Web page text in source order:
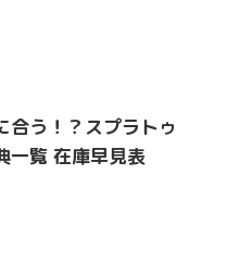
合う！？スプラトゥ
一覧 在庫早見表